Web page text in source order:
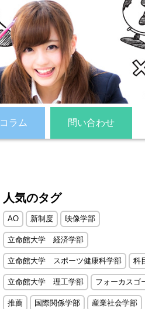
コラム 問い合わせ
人気のタグ
AO 新制度 映像学部
立命館大学 経済学部
立命館大学 スポーツ健康科学部 科
立命館大学 理工学部 フォーカスゴ
推薦 国際関係学部 産業社会学部